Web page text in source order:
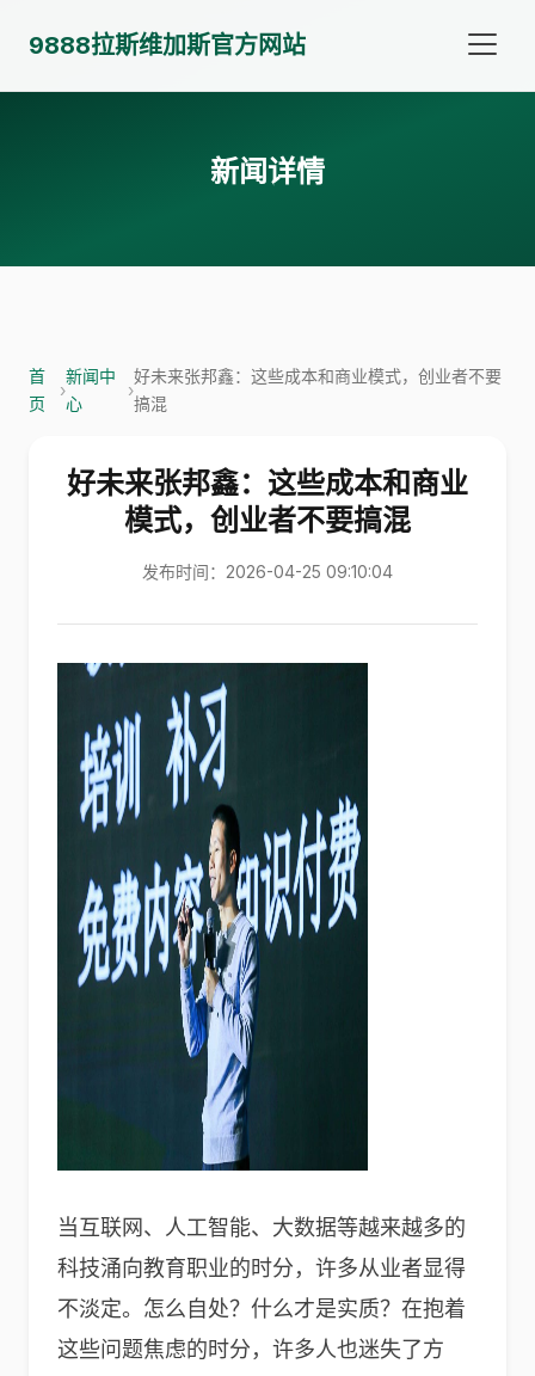
9888拉斯维加斯官方网站
新闻详情
首
页
›
新闻中
心
›
好未来张邦鑫：这些成本和商业模式，创业者不要
搞混
好未来张邦鑫：这些成本和商业
模式，创业者不要搞混
发布时间：2026-04-25 09:10:04
当互联网、人工智能、大数据等越来越多的
科技涌向教育职业的时分，许多从业者显得
不淡定。怎么自处？什么才是实质？在抱着
这些问题焦虑的时分，许多人也迷失了方